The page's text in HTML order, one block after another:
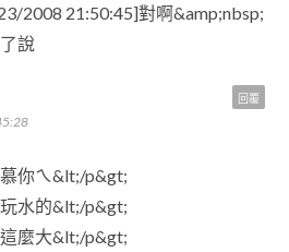
2008 21:50:45]對啊&amp;nbsp;
說
你ㄟ&lt;/p&gt;
水的&lt;/p&gt;
麼大&lt;/p&gt;
回覆